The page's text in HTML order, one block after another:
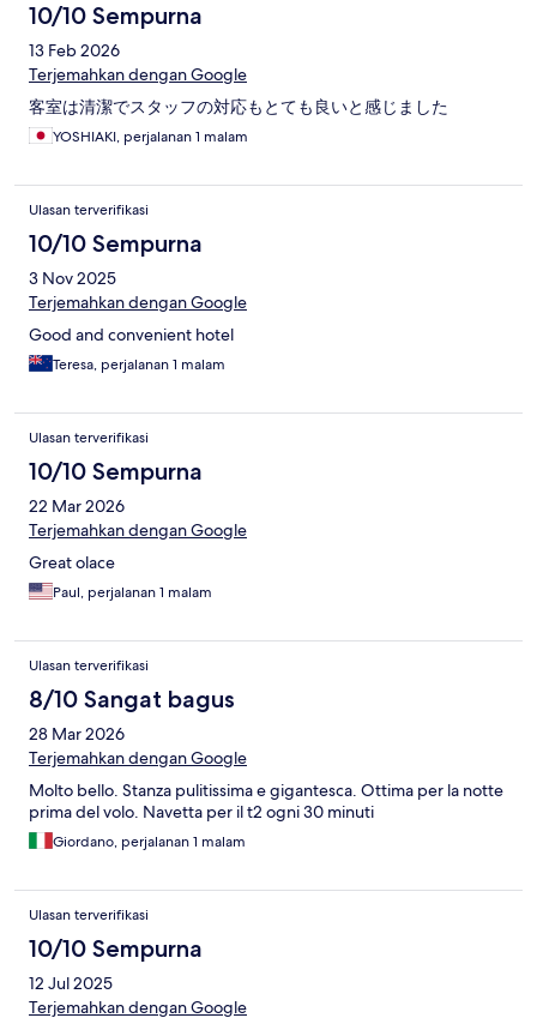
10/10 Sempurna
13 Feb 2026
Terjemahkan dengan Google
客室は清潔でスタッフの対応もとても良いと感じました
YOSHIAKI, perjalanan 1 malam
Ulasan terverifikasi
10/10 Sempurna
3 Nov 2025
Terjemahkan dengan Google
Good and convenient hotel
Teresa, perjalanan 1 malam
Ulasan terverifikasi
10/10 Sempurna
22 Mar 2026
Terjemahkan dengan Google
Great olace
Paul, perjalanan 1 malam
Ulasan terverifikasi
8/10 Sangat bagus
28 Mar 2026
Terjemahkan dengan Google
Molto bello. Stanza pulitissima e gigantesca. Ottima per la notte
prima del volo. Navetta per il t2 ogni 30 minuti
Giordano, perjalanan 1 malam
Ulasan terverifikasi
10/10 Sempurna
12 Jul 2025
Terjemahkan dengan Google